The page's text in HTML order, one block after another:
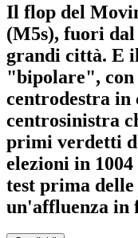
Il flop del
(M5s), fuori dal
grandi città. E
"bipolare", con
centrodestra in
centrosinistra
primi verdetti
elezioni in
test prima
un'affluenza in